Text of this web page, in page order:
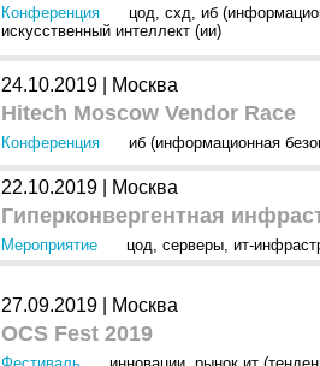
Конференция цод, схд, иб
искусственный интеллект (ии)
24.10.2019 | Москва
Hitech Moscow Vendor Race
Конференция иб (информационная
22.10.2019 | Москва
Гиперконвергентная
Мероприятие цод, серверы, ит-
27.09.2019 | Москва
OCS Fest 2019